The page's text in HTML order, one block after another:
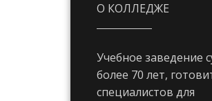
О КОЛЛЕДЖЕ
Учебное заведение
более 70 лет,
специалистов для